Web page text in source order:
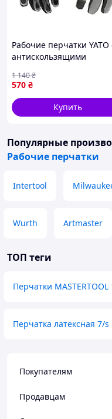
Рабочие перчатки YATO
антискользящими
искусственной кожи и
спандекса размер 11
570 ₴
1 140₴
Купить
Популярные
Рабочие перчатки
Intertool
Wurth Artmaster
ТОП теги
Перчатки
Перчатка латексная 7/s
Покупателям
Продавцам